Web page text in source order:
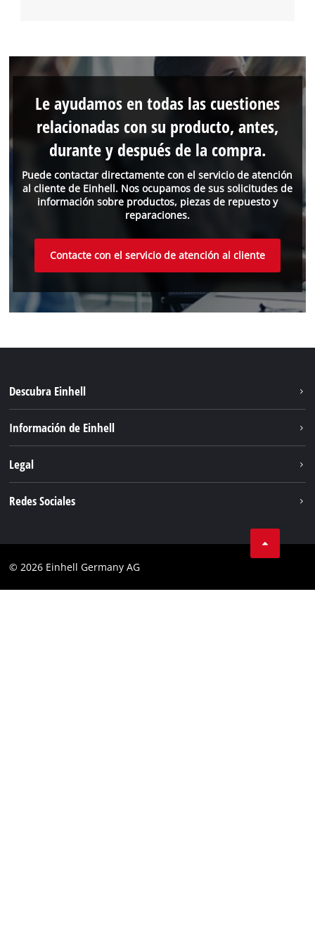
Puede contactar directamente con el servicio de atención
al cliente de Einhell. Nos ocupamos de sus solicitudes de
información sobre productos, piezas de repuesto y
reparaciones.
Le ayudamos en todas las cuestiones
relacionadas con su producto, antes,
durante y después de la compra.
Contacte con el servicio de atención al cliente
Descubra Einhell
Información de Einhell
Einhell global
Legal
Redes Sociales
© 2026 Einhell Germany AG